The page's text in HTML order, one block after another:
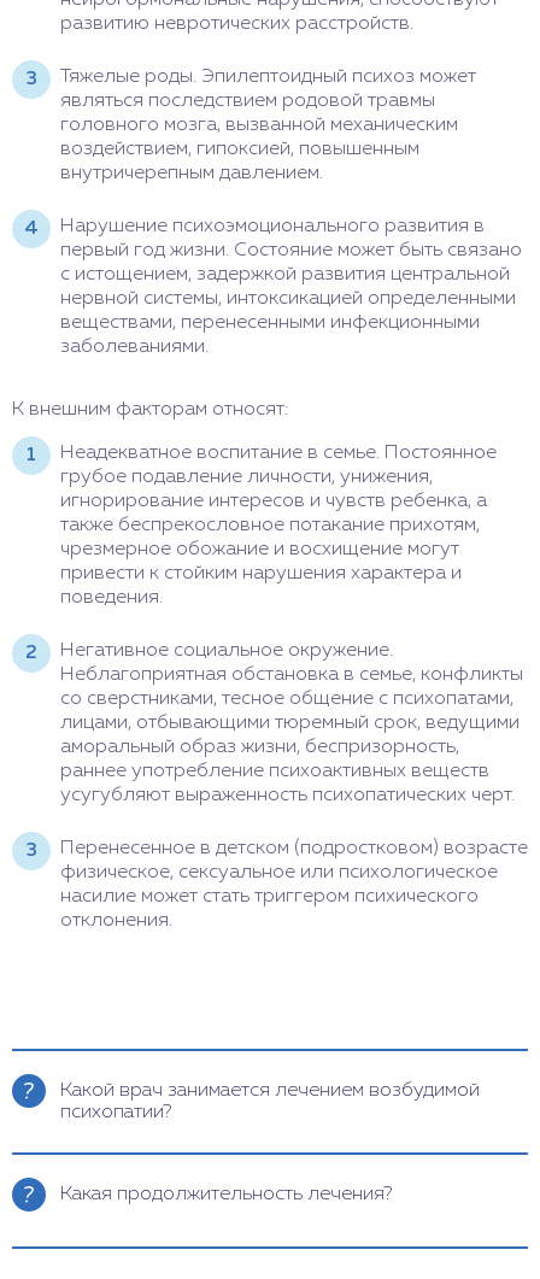
развитию невротических расстройств.
Тяжелые роды. Эпилептоидный психоз может
являться последствием родовой травмы
головного мозга, вызванной механическим
воздействием, гипоксией, повышенным
внутричерепным давлением.
Нарушение психоэмоционального развития в
первый год жизни. Состояние может быть связано
с истощением, задержкой развития центральной
нервной системы, интоксикацией определенными
веществами, перенесенными инфекционными
заболеваниями.
К внешним факторам относят:
Неадекватное воспитание в семье. Постоянное
грубое подавление личности, унижения,
игнорирование интересов и чувств ребенка, а
также беспрекословное потакание прихотям,
чрезмерное обожание и восхищение могут
привести к стойким нарушения характера и
поведения.
Негативное социальное окружение.
Неблагоприятная обстановка в семье, конфликты
со сверстниками, тесное общение с психопатами,
лицами, отбывающими тюремный срок, ведущими
аморальный образ жизни, беспризорность,
раннее употребление психоактивных веществ
усугубляют выраженность психопатических черт.
Перенесенное в детском (подростковом) возрасте
физическое, сексуальное или психологическое
насилие может стать триггером психического
отклонения.
Какой врач занимается лечением возбудимой
психопатии?
С любыми формами психических расстройств и
проведет первичную консультацию и осмотр,
пациенту, есть ли необходимость в обследовании
Какая продолжительность лечения?
Сроки терапии зависят от состояния больного,